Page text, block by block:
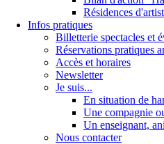
Résidences
Infos pratiques
Billetterie spectacles et
Réservations pratiques
Accès et horaires
Newsletter
Je suis...
En situation de
Une compagnie
Un enseignant,
Nous contacter